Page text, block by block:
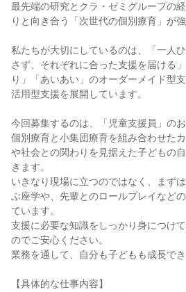
最先端の研究とクラ・ゼミグループの
りと向き合う「次世代の個別療育」が強
私たちが大切にしているのは、「一人
さず、それぞれに合った支援を届ける
り」「あいあい」のオーダーメイド型
活用型支援を展開しています。
今回募集するのは、「児童支援員」のお
個別療育と小集団療育を組み合わせた
や社会との関わりを見据えた子どもの
きます。
いきなり現場に立つのではなく、まず
ぶ座学や、先輩とのロールプレイなど
ています。
支援に必要な知識をしっかり身につけ
のでご安心ください。
業務を通して、自分も子どもも成長でき
【具体的な仕事内容】